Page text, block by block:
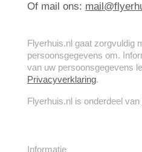
Of mail ons:
Flyerhuis.nl gaat zorgvuldig
persoonsgegevens om.
van uw persoonsgegevens
Privacyverklaring.
Flyerhuis.nl is onderdeel van
Informatie